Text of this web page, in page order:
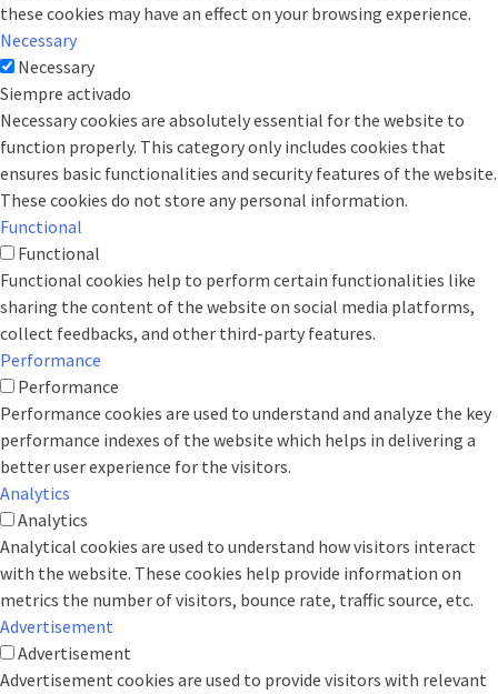
these cookies may have an effect on your browsing experience.
Necessary
Necessary
Siempre activado
Necessary cookies are absolutely essential for the website to
function properly. This category only includes cookies that
ensures basic functionalities and security features of the website.
These cookies do not store any personal information.
Functional
Functional
Functional cookies help to perform certain functionalities like
sharing the content of the website on social media platforms,
collect feedbacks, and other third-party features.
Performance
Performance
Performance cookies are used to understand and analyze the key
performance indexes of the website which helps in delivering a
better user experience for the visitors.
Analytics
Analytics
Analytical cookies are used to understand how visitors interact
with the website. These cookies help provide information on
metrics the number of visitors, bounce rate, traffic source, etc.
Advertisement
Advertisement
Advertisement cookies are used to provide visitors with relevant